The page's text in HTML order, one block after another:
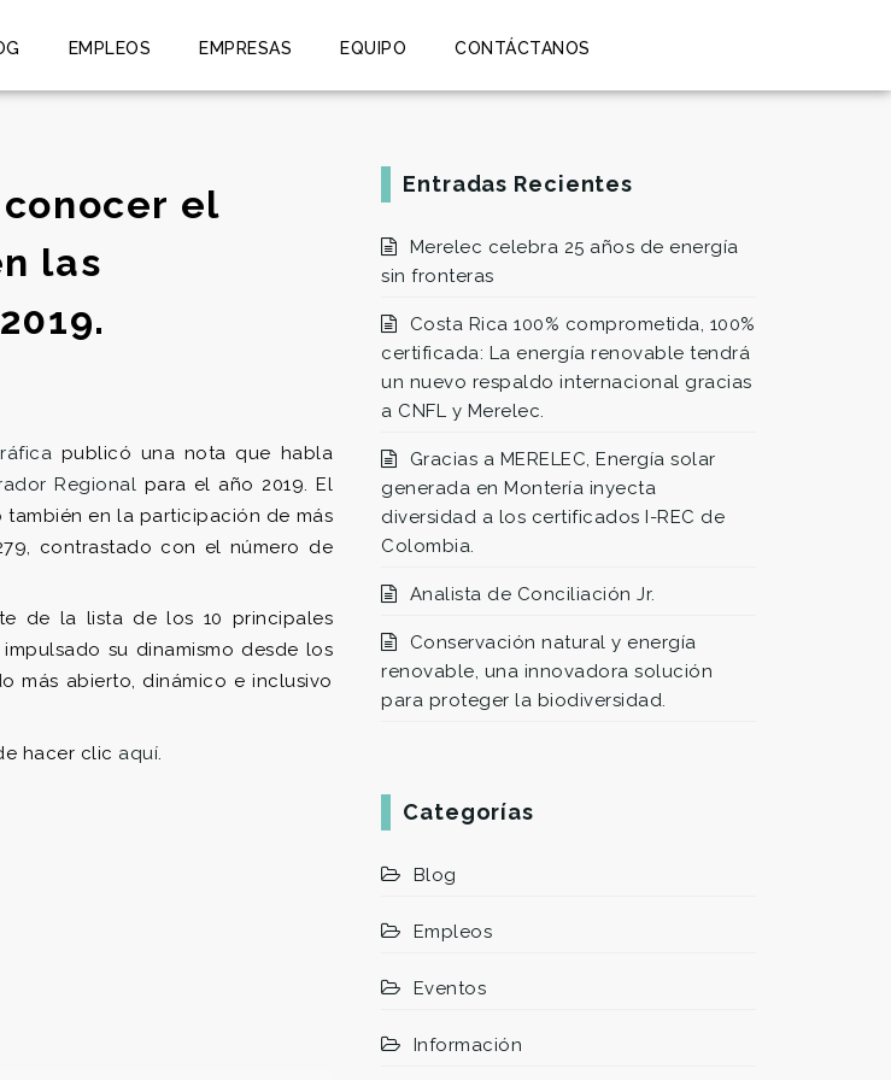
EMPLEOS EMPRESAS EQUIPO CONTÁCTANOS
el
las
publicó una nota que habla
Regional para el año 2019. El
en la participación de más
contrastado con el número de
de la lista de los 10 principales
su dinamismo desde los
más abierto, dinámico e inclusivo
hacer clic aquí
Entradas Recientes
Merelec celebra 25 años de energía
sin fronteras
Costa Rica 100% comprometida, 100%
certificada: La energía renovable tendrá
un nuevo respaldo internacional gracias
a CNFL y Merelec.
Gracias a MERELEC, Energía solar
generada en Montería inyecta
diversidad a los certificados I-REC de
Colombia.
Analista de Conciliación Jr.
Conservación natural y energía
renovable, una innovadora solución
para proteger la biodiversidad.
Categorías
Blog
Empleos
Eventos
Información